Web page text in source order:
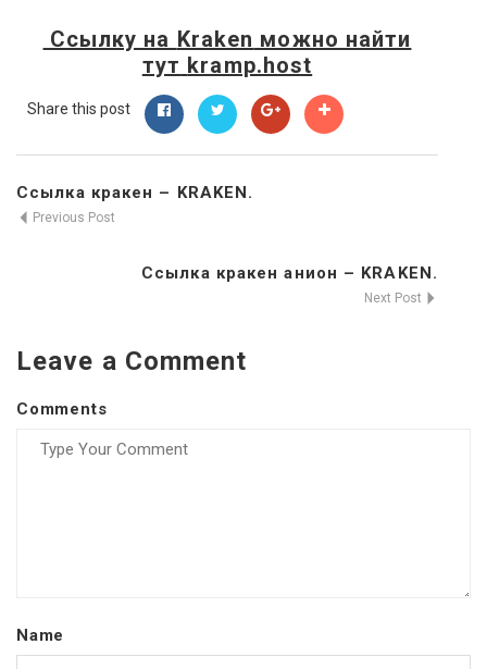
Ссылку на Kraken можно найти
тут kramp.host
Share this post
Ссылка кракен – KRAKEN.
Previous Post
Ссылка кракен анион – KRAKEN.
Next Post
Leave a Comment
Comments
Name